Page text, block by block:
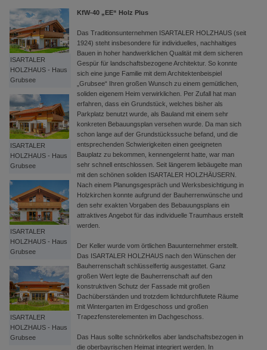
ISARTALER
HOLZHAUS - Haus
Grubsee
ISARTALER
HOLZHAUS - Haus
Grubsee
ISARTALER
HOLZHAUS - Haus
Grubsee
ISARTALER
HOLZHAUS - Haus
Grubsee
KfW-40 „EE“ Holz Plus
Das Traditionsunternehmen ISARTALER HOLZHAUS (seit
1924) steht insbesondere für individuelles, nachhaltiges
Bauen in hoher handwerklichen Qualität mit dem sicheren
Gespür für landschaftsbezogene Architektur. So konnte
sich eine junge Familie mit dem Architektenbeispiel
„Grubsee“ Ihren großen Wunsch zu einem gemütlichen,
soliden eigenem Heim verwirklichen. Per Zufall hat man
erfahren, dass ein Grundstück, welches bisher als
Parkplatz benutzt wurde, als Bauland mit einem sehr
konkreten Bebauungsplan versehen wurde. Da man sich
schon lange auf der Grundstückssuche befand, und die
entsprechenden Schwierigkeiten einen geeigneten
Bauplatz zu bekommen, kennengelernt hatte, war man
sehr schnell entschlossen. Seit längerem liebäugelte man
mit den schönen soliden ISARTALER HOLZHÄUSERN.
Nach einem Planungsgespräch und Werksbesichtigung in
Holzkirchen konnte aufgrund der Bauherrenwünsche und
den sehr exakten Vorgaben des Bebauungsplans ein
attraktives Angebot für das individuelle Traumhaus erstellt
werden.
Der Keller wurde vom örtlichen Bauunternehmer erstellt.
Das ISARTALER HOLZHAUS nach den Wünschen der
Bauherrenschaft schlüsselfertig ausgestattet. Ganz
großen Wert legte die Bauherrenschaft auf den
konstruktiven Schutz der Fassade mit großen
Dachüberständen und trotzdem lichtdurchflutete Räume
mit Wintergarten im Erdgeschoss und großen
Trapezfensterelementen im Dachgeschoss.
Das Haus sollte schnörkellos aber landschaftsbezogen in
die oberbayrischen Heimat integriert werden. In